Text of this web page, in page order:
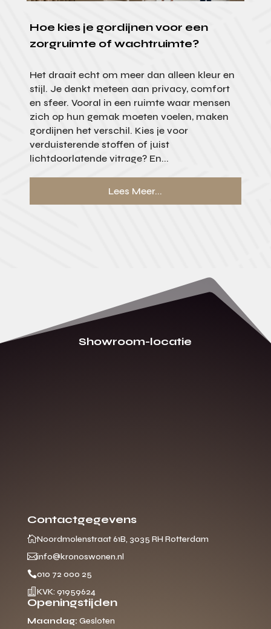
Hoe kies je gordijnen voor een
zorgruimte of wachtruimte?
Het draait echt om meer dan alleen kleur en
stijl. Je denkt meteen aan privacy, comfort
en sfeer. Vooral in een ruimte waar mensen
zich op hun gemak moeten voelen, maken
gordijnen het verschil. Kies je voor
verduisterende stoffen of juist
lichtdoorlatende vitrage? En...
Lees Meer...
Showroom-locatie
Contactgegevens
Noordmolenstraat 61B, 3035 RH Rotterdam
info@kronoswonen.nl
010 72 000 25
 KVK: 91959624
Openingstijden
Maandag: Gesloten